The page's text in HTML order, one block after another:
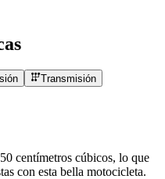
Transmisión
centímetros cúbicos, lo que
con esta bella motocicleta.